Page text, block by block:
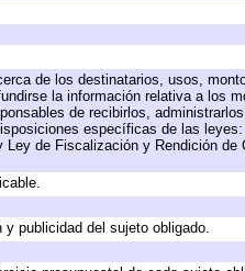
de los destinatarios, usos,
la información relativa a los
de recibirlos,
específicas de las
de Fiscalización y Rendición de
publicidad del sujeto obligado.